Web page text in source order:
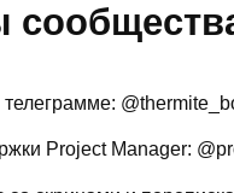
телеграмме:
Project Manager: